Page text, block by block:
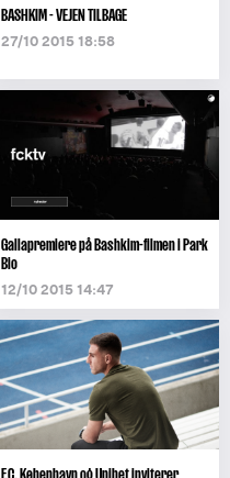
BASHKIM - VEJEN TILBAGE
27/10 2015 18:58
Gallapremiere på Bashkim-filmen i Park
Bio
12/10 2015 14:47
F.C. København og Unibet inviterer